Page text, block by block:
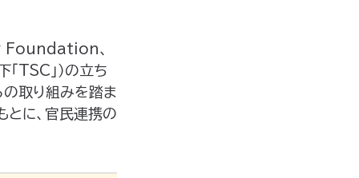
Foundation、
TSC」）の立ち
の取り組みを踏ま
とに、官民連携の